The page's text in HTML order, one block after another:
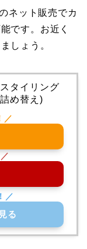
ネット販売でカ
です。お近く
しょう。
タイリング
め替え)
る